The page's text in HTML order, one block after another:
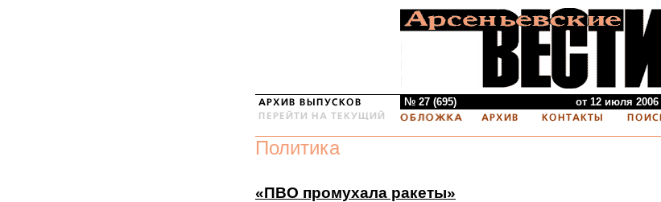
№ 27 (695) от 12 июля 2006
Политика
«ПВО промухала ракеты»